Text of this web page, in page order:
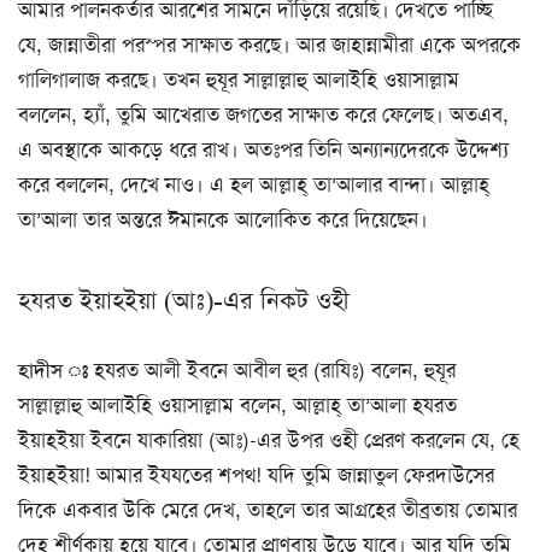
আমার পালনকর্তার আরশের সামনে দাঁড়িয়ে রয়েছি। দেখতে পাচ্ছি
যে, জান্নাতীরা পরস্পর সাক্ষাত করছে। আর জাহান্নামীরা একে অপরকে
গালিগালাজ করছে। তখন হুযূর সাল্লাল্লাহু আলাইহি ওয়াসাল্লাম
বললেন, হ্যাঁ, তুমি আখেরাত জগতের সাক্ষাত করে ফেলেছ। অতএব,
এ অবস্থাকে আকড়ে ধরে রাখ। অতঃপর তিনি অন্যান্যদেরকে উদ্দেশ্য
করে বললেন, দেখে নাও। এ হল আল্লাহ্ তা’আলার বান্দা। আল্লাহ্
তা’আলা তার অন্তরে ঈমানকে আলোকিত করে দিয়েছেন।
হযরত ইয়াহইয়া (আঃ)-এর নিকট ওহী
হাদীস ঃহযরত আলী ইবনে আবীল হুর (রাযিঃ) বলেন, হুযূর
সাল্লাল্লাহু আলাইহি ওয়াসাল্লাম বলেন, আল্লাহ্ তা’আলা হযরত
ইয়াহইয়া ইবনে যাকারিয়া (আঃ)-এর উপর ওহী প্রেরণ করলেন যে, হে
ইয়াহইয়া! আমার ইযযতের শপথ! যদি তুমি জান্নাতুল ফেরদাউসের
দিকে একবার উকি মেরে দেখ, তাহলে তার আগ্রহের তীব্রতায় তোমার
দেহ শীর্ণকায় হয়ে যাবে। তোমার প্রাণবায়ু উড়ে যাবে। আর যদি তুমি